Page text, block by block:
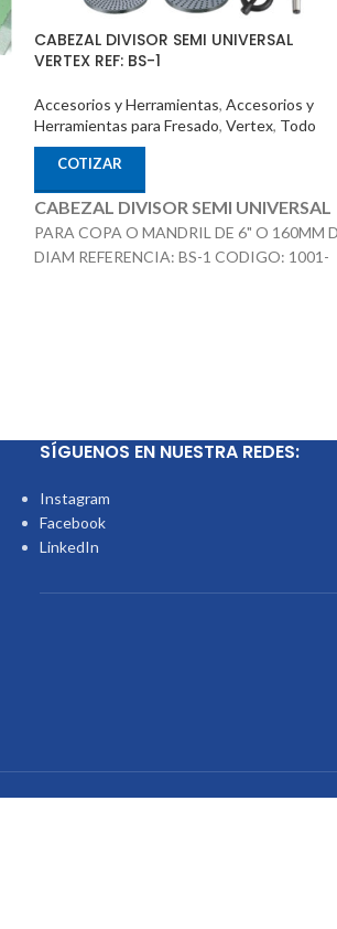
CABEZAL DIVISOR SEMI UNIVERSAL
VERTEX REF: BS-1
Accesorios y Herramientas, Accesorios y
Herramientas para Fresado, Vertex, Todo
COTIZAR
CABEZAL DIVISOR SEMI UNIVERSAL
PARA COPA O MANDRIL DE 6" O 160MM
DIAM REFERENCIA: BS-1 CODIGO: 1001-
SÍGUENOS EN NUESTRA REDES:
Instagram
Facebook
LinkedIn